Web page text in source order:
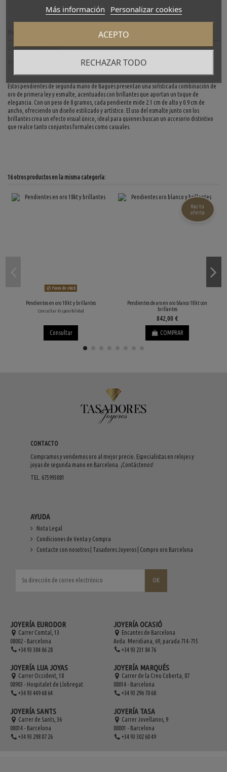
Detalles del producto
Estos pendientes de segunda mano de Bagués presentan una sofisticada combinación de
oro de primera ley y esmalte, acentuados con brillantes que aportan un toque de
elegancia. Con un peso de 8 gramos, cada pendiente mide 2.1 cm de alto y 0.9 cm de
ancho, ofreciendo un diseño estilizado y artístico. El uso del esmalte junto con los
brillantes crea un efecto visual único, ideal para quienes buscan un accesorio distintivo
que realce tanto conjuntos formales como casuales.
16 otros productos en la misma categoría:
Fuera de stock
Pendientes en oro 18kt y brillantes
Consultar disponibilidad
Consultar
Pendientes de aro en oro blanco 18kt con
brillantes
842,00 €
COMPRAR
Haz tu
oferta
CONTACTO
Compramos y vendemos oro al mejor precio. Especialistas en relojes y
joyas de segunda mano en Barcelona. ¡Contáctenos!
TEL. 675993081
AYUDA
Nota Legal
Condiciones de Venta y Compra
Contacte con nosotros | Tasadores Joyeros | Compro oro Barcelona
JOYERÍA EURODOR
Carrer Comtal, 13
08002 - Barcelona
+34 93 304 06 28
JOYERÍA LUA JOYAS
Carrer Occident, 18
08903 - Hospitalet de Llobregat
+34 93 449 68 64
JOYERÍA SANTS
Carrer de Sants, 36
08014 - Barcelona
+34 93 298 07 26
JOYERÍA OCASIÓ
Encantes de Barcelona
Avda. Meridiana, 69, parada 714-715
+34 93 231 84 76
JOYERÍA MARQUÉS
Carrer de la Creu Coberta, 87
08014 - Barcelona
+34 93 296 70 68
JOYERÍA TASA
Carrer Jovellanos, 9
08001 - Barcelona
+34 93 302 60 49
Más información Personalizar cookies
RECHAZAR TODO
ACEPTO